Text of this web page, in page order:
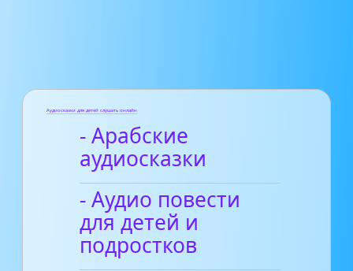
Аудиосказки для детей слушать онлайн
- Арабские
аудиосказки
- Аудио повести
для детей и
подростков